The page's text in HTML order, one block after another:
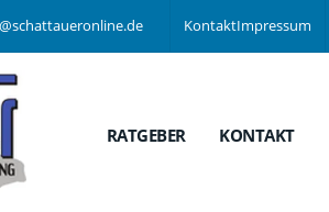
KontaktImpressum
RATGEBER KONTAKT